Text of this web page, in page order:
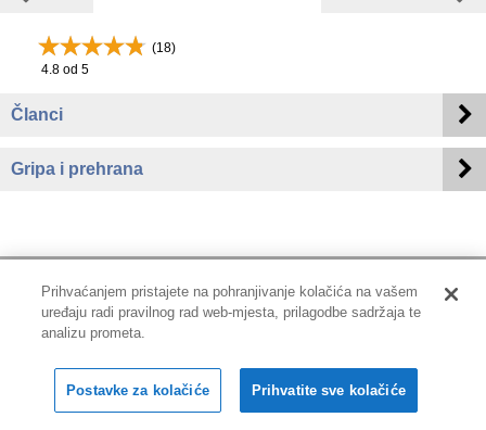
(18)
4.8 od 5
Članci
Gripa i prehrana
Impressum | Pravne informacije
Copyright © 2001-2026 PLIVAzdravlje
Sva prava pridržana.
Prihvaćanjem pristajete na pohranjivanje kolačića na vašem
uređaju radi pravilnog rad web-mjesta, prilagodbe sadržaja te
analizu prometa.
Postavke za kolačiće Prihvatite sve kolačiće